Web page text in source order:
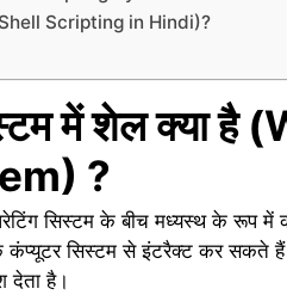
Shell Scripting in Hindi)?
में शेल क्या
?
सिस्टम के बीच मध्यस्थ के रूप
कंप्यूटर सिस्टम से इंटरैक्ट कर सकते
देता है।